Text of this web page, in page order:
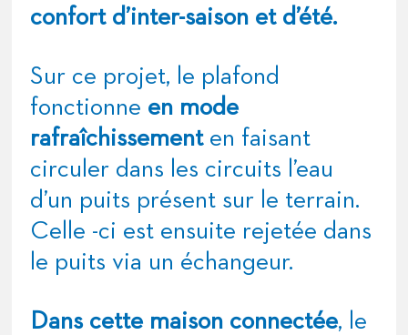
confort d’inter-saison et d’été.
Sur ce projet, le plafond
fonctionne en mode
rafraîchissementen faisant
circuler dans les circuits l’eau
d’un puits présent sur le terrain.
Celle -ci est ensuite rejetée dans
le puits via un échangeur.
Dans cette maison connectée, le